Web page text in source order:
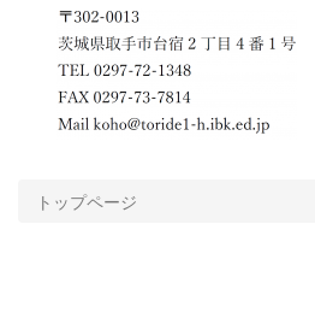
トップページ